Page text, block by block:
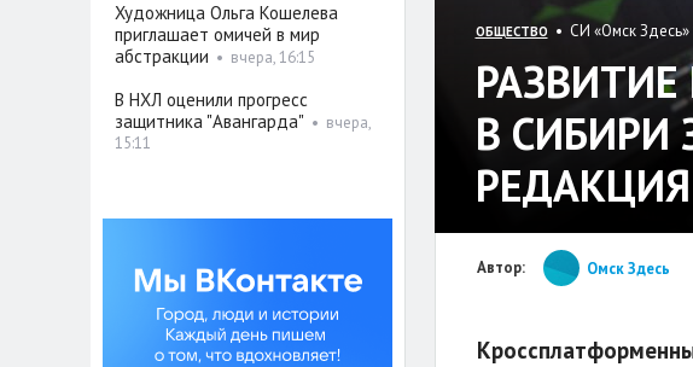
ОБЩЕСТВО • СИ «Омск
В СИБИРИ
Автор: Омск Здесь
Художница Ольга Кошелева
приглашает омичей в мир
абстракции • вчера, 16:15
В НХЛ оценили прогресс
защитника "Авангарда" • вчера,
15:11